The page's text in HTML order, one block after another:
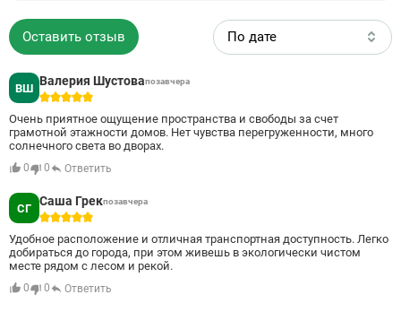
«Десна».
Оставить отзыв По дате
ВШ
Валерия Шустовапозавчера
5
Очень приятное ощущение пространства и свободы за счет
грамотной этажности домов. Нет чувства перегруженности, много
солнечного света во дворах.
0 0 Ответить
СГ
Саша Грекпозавчера
5
Удобное расположение и отличная транспортная доступность. Легко
добираться до города, при этом живешь в экологически чистом
месте рядом с лесом и рекой.
0 0 Ответить